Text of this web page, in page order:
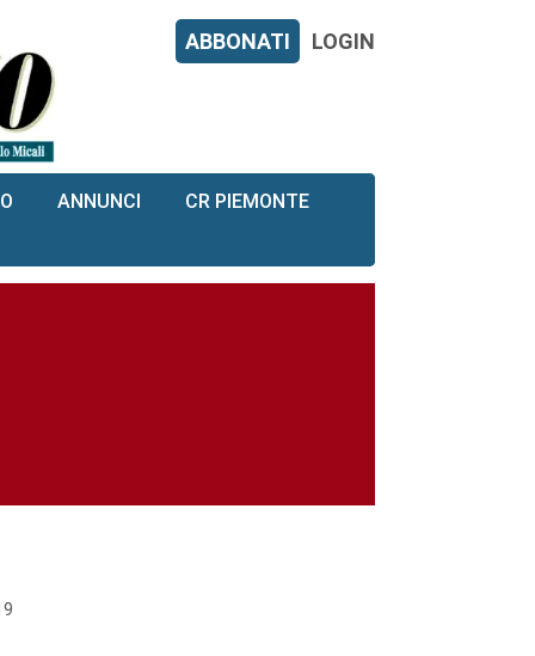
ABBONATI LOGIN
ANNUNCI CR PIEMONTE